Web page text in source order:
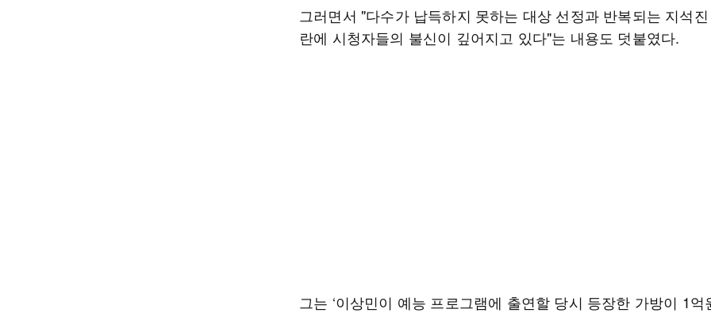
그러면서 "다수가 납득하지 못하는 대상 선정과 반복되는 지석
란에 시청자들의 불신이 깊어지고 있다"는 내용도 덧붙였다.
그는 ‘이상민이 예능 프로그램에 출연할 당시 등장한 가방이 1억